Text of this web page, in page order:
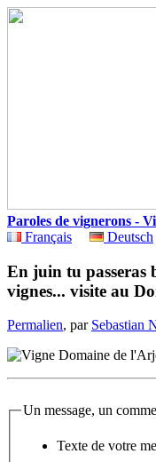
Paroles de vignerons -
Français
Deutsch
En juin tu passeras
vignes... visite au
Permalien, par Sebastian
Un message, un
Texte de votre